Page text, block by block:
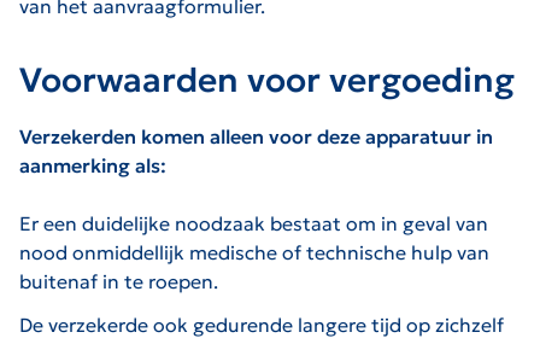
van het aanvraagformulier.
Voorwaarden voor vergoeding
Verzekerden komen alleen voor deze apparatuur in
aanmerking als:
Er een duidelijke noodzaak bestaat om in geval van
nood onmiddellijk medische of technische hulp van
buitenaf in te roepen.
De verzekerde ook gedurende langere tijd op zichzelf